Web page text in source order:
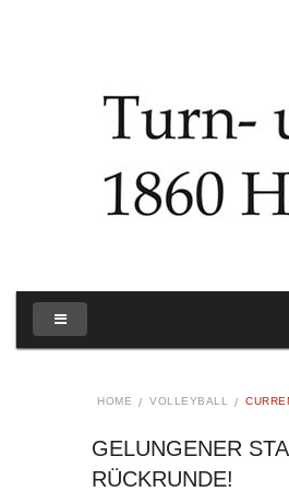
HOME VOLLEYBALL
GELUNGENER
RÜCKRUNDE!